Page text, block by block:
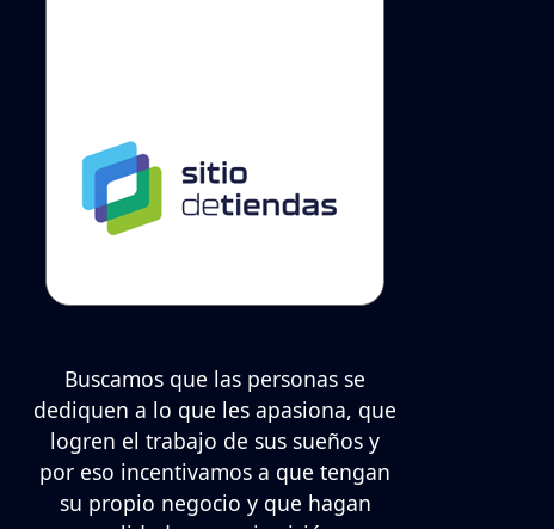
Buscamos que las personas se
dediquen a lo que les apasiona, que
logren el trabajo de sus sueños y
por eso incentivamos a que tengan
su propio negocio y que hagan